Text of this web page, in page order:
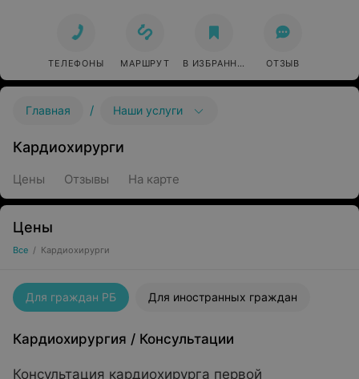
ТЕЛЕФОНЫ МАРШРУТ В ИЗБРАННОЕ ОТЗЫВ
Главная / Наши услуги
Кардиохирурги
Цены Отзывы На карте
Цены
Все / Кардиохирурги
Для граждан РБ Для иностранных граждан
Кардиохирургия / Консультации
Консультация кардиохирурга первой